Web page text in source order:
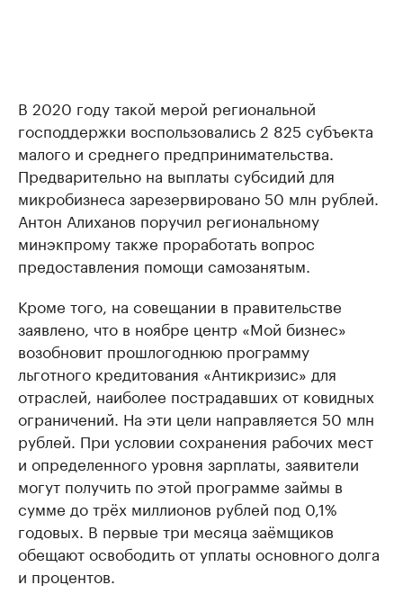
В 2020 году такой мерой региональной
господдержки воспользовались 2 825 субъекта
малого и среднего предпринимательства.
Предварительно на выплаты субсидий для
микробизнеса зарезервировано 50 млн рублей.
Антон Алиханов поручил региональному
минэкпрому также проработать вопрос
предоставления помощи самозанятым.
Кроме того, на совещании в правительстве
заявлено, что в ноябре центр «Мой бизнес»
возобновит прошлогоднюю программу
льготного кредитования «Антикризис» для
отраслей, наиболее пострадавших от ковидных
ограничений. На эти цели направляется 50 млн
рублей. При условии сохранения рабочих мест
и определенного уровня зарплаты, заявители
могут получить по этой программе займы в
сумме до трёх миллионов рублей под 0,1%
годовых. В первые три месяца заёмщиков
обещают освободить от уплаты основного долга
и процентов.